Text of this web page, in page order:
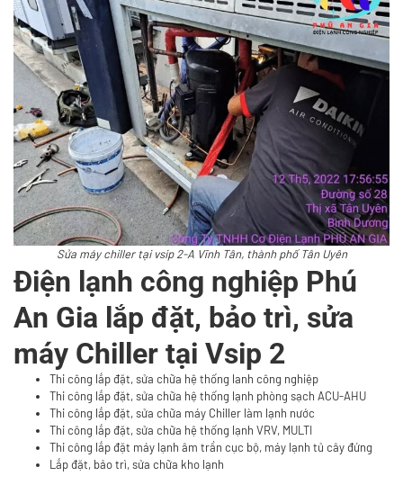
Sửa máy chiller tại vsip 2-A Vĩnh Tân, thành phố Tân Uyên
Điện lạnh công nghiệp Phú
An Gia lắp đặt, bảo trì, sửa
máy Chiller tại Vsip 2
Thi công lắp đặt, sửa chữa hệ thống lanh công nghiệp
Thi công lắp đặt, sửa chữa hệ thống lạnh phòng sạch ACU-AHU
Thi công lắp đặt, sửa chữa máy Chiller làm lạnh nước
Thi công lắp đặt, sửa chữa hệ thống lạnh VRV, MULTI
Thi công lắp đặt máy lạnh âm trần cục bộ, máy lạnh tủ cây đứng
Lắp đặt, bảo trì, sửa chữa kho lạnh